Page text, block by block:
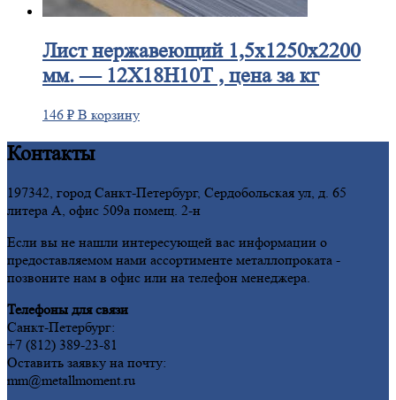
Листнержавеющий 1,5x1250x2200
мм. — 12Х18Н10Т , цена за кг
146 ₽ В корзину
Контакты
197342, город Санкт-Петербург, Сердобольская ул, д. 65
литера А, офис 509а помещ. 2-н
Если вы не нашли интересующей вас информации о
предоставляемом нами ассортименте металлопроката -
позвоните нам в офис или на телефон менеджера.
Телефоны для связи
Санкт-Петербург:
+7 (812) 389-23-81
Оставить заявку на почту:
mm@metallmoment.ru